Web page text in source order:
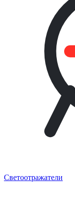
Светоотражатели